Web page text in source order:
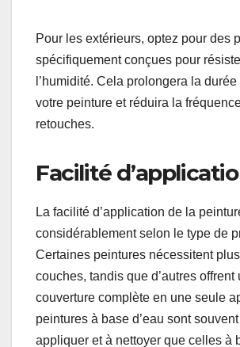
offrent généralement une meilleure
éraflures, aux taches et à la
espaces intérieurs, envisagez des
satinées ou semi-brillantes qui sont
nettoyer.
Pour les extérieurs, optez pour des
spécifiquement conçues pour
l’humidité. Cela prolongera la
votre peinture et réduira la
retouches.
Facilité
La facilité d’application de la